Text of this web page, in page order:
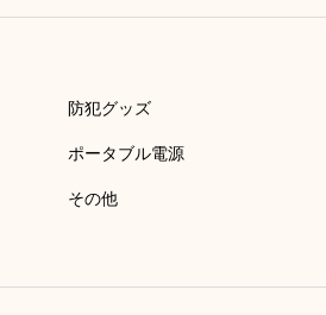
防犯グッズ
ポータブル電源
その他